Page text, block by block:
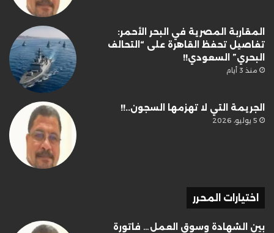
المقاربة المصرية في البحر الأحمر:
تفاصيل تحفظ القاهرة على “التحالف
البحري” السعودي!!
منذ 3 أيام
الجريمة التي لا تهزمها السجون..!!
5 يوليو، 2026
اختيارات المحرر
بين الشهادة وسوق العمل… فاتورة